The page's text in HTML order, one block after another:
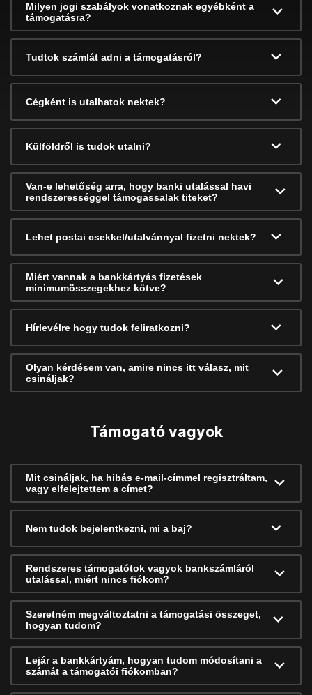
Milyen jogi szabályok vonatkoznak egyébként a
támogatásra?
Tudtok számlát adni a támogatásról?
Cégként is utalhatok nektek?
Külföldről is tudok utalni?
Van-e lehetőség arra, hogy banki utalással havi
rendszerességgel támogassalak titeket?
Lehet postai csekkel/utalvánnyal fizetni nektek?
Miért vannak a bankkártyás fizetések
minimumösszegekhez kötve?
Hírlevélre hogy tudok feliratkozni?
Olyan kérdésem van, amire nincs itt válasz, mit
csináljak?
Támogató vagyok
Mit csináljak, ha hibás e-mail-címmel regisztráltam,
vagy elfelejtettem a címet?
Nem tudok bejelentkezni, mi a baj?
Rendszeres támogatótok vagyok bankszámláról
utalással, miért nincs fiókom?
Szeretném megváltoztatni a támogatási összeget,
hogyan tudom?
Lejár a bankkártyám, hogyan tudom módosítani a
számát a támogatói fiókomban?